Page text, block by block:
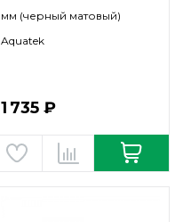
мм (черный матовый)
Aquatek
1 735 ₽